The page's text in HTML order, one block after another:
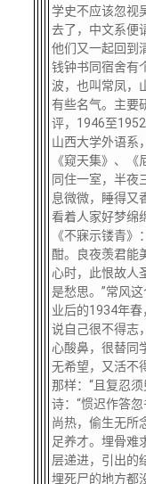
学史不应该忽视
去了，中文系便
他们又一起回到
钱钟书同宿舍有
波，也叫常凤，
有些名气。主要
评，1946至
山西大学外语系
《窥天集》、
同住一室，半夜
息微微，睡得又
看着人家好梦绵
《不寐示镂青
酣。良夜羡君能
心时，此恨故人
是愁思。”常风
业后的1934年春
说自己很不得志
心酸鼻，很替同
无希望，又活不
那样：“且复忍
诗：“惯迟作答
尚热，偷生无所
足养才。埋骨难
层递进，引出的
埋死尸的地方都